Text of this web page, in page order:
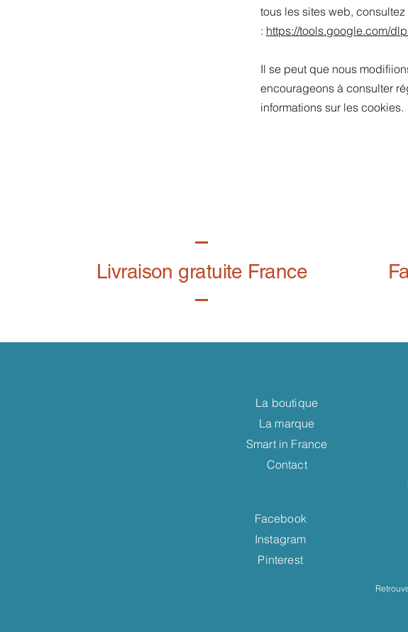
tous les sites web,
: https://tools.google.com/
Il se peut que nous
encourageons à consulter
informations sur les cookies.
Livraison gratuite France
La boutique
La marque
Smart in France
Contact
Facebook
Instagram
Pinterest